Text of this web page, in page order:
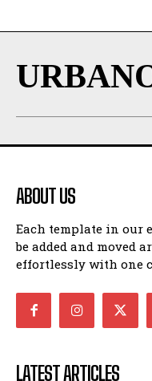
ABOUT US
Each template in our
be added and moved
effortlessly with one
LATEST ARTICLES